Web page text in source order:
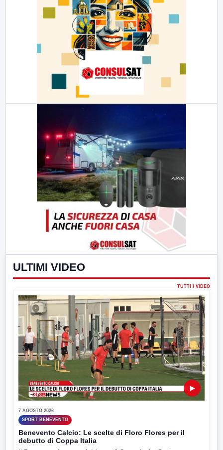
ULTIMI VIDEO
TUTTI I VIDEO
▶
7 AGOSTO 2026
SPORT BENEVENTO
Benevento Calcio: Le scelte di Floro Flores per il
debutto di Coppa Italia